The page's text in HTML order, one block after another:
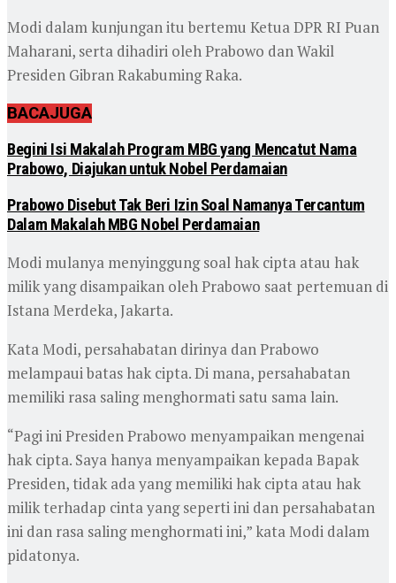
Modi dalam kunjungan itu bertemu Ketua DPR RI Puan
Maharani, serta dihadiri oleh Prabowo dan Wakil
Presiden Gibran Rakabuming Raka.
BACAJUGA
Begini Isi Makalah Program MBG yang Mencatut Nama
Prabowo, Diajukan untuk Nobel Perdamaian
Prabowo Disebut Tak Beri Izin Soal Namanya Tercantum
Dalam Makalah MBG Nobel Perdamaian
Modi mulanya menyinggung soal hak cipta atau hak
milik yang disampaikan oleh Prabowo saat pertemuan di
Istana Merdeka, Jakarta.
Kata Modi, persahabatan dirinya dan Prabowo
melampaui batas hak cipta. Di mana, persahabatan
memiliki rasa saling menghormati satu sama lain.
“Pagi ini Presiden Prabowo menyampaikan mengenai
hak cipta. Saya hanya menyampaikan kepada Bapak
Presiden, tidak ada yang memiliki hak cipta atau hak
milik terhadap cinta yang seperti ini dan persahabatan
ini dan rasa saling menghormati ini,” kata Modi dalam
pidatonya.